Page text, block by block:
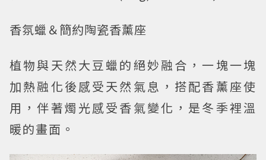
香氛蠟＆簡約陶瓷香薰座
植物與天然大豆蠟的絕妙融合，一塊一塊
加熱融化後感受天然氣息，搭配香薰座使
用，伴著燭光感受香氣變化，是冬季裡溫
暖的畫面。